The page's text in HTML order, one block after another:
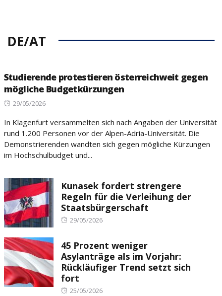
DE/AT
Studierende protestieren österreichweit gegen
mögliche Budgetkürzungen
Posted
29/05/2026
In Klagenfurt versammelten sich nach Angaben der Universität
rund 1.200 Personen vor der Alpen-Adria-Universität. Die
Demonstrierenden wandten sich gegen mögliche Kürzungen
im Hochschulbudget und...
Kunasek fordert strengere
Regeln für die Verleihung der
Staatsbürgerschaft
Posted
29/05/2026
45 Prozent weniger
Asylanträge als im Vorjahr:
Rückläufiger Trend setzt sich
fort
Posted
25/05/2026